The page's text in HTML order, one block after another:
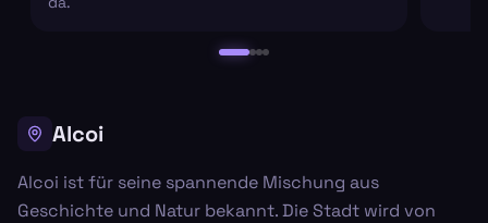
Alcoi
Alcoi ist für seine spannende Mischung aus
Geschichte und Natur bekannt. Die Stadt wird von